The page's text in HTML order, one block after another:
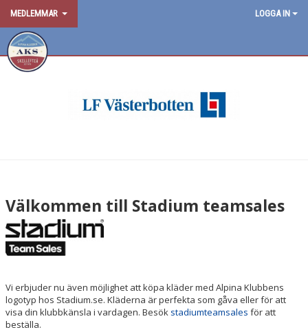
MEDLEMMAR LOGGA IN
Välkommen till Stadium teamsales
Vi erbjuder nu även möjlighet att köpa kläder med Alpina Klubbens
logotyp hos Stadium.se. Kläderna är perfekta som gåva eller för att
visa din klubbkänsla i vardagen. Besök stadiumteamsales för att
beställa.